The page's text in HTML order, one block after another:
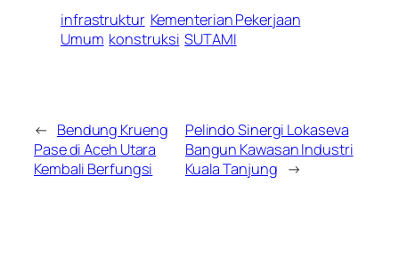
infrastruktur Kementerian Pekerjaan
Umum konstruksi SUTAMI
← Bendung Krueng
Pase di Aceh Utara
Kembali Berfungsi
Pelindo Sinergi Lokaseva
Bangun Kawasan Industri
Kuala Tanjung →